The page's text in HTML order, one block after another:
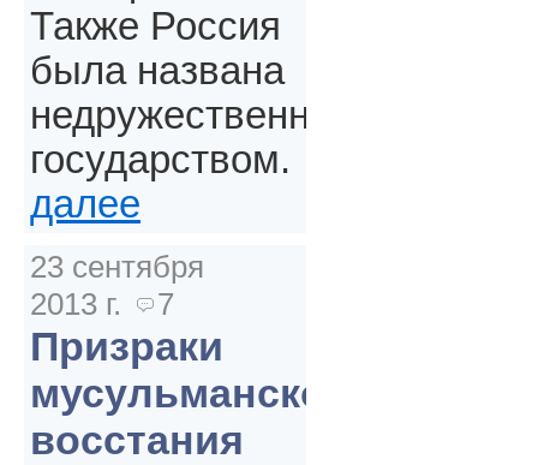
Также Россия
была названа
недружественным
государством.
далее
23 сентября
2013 г.
7
Призраки
мусульманского
восстания